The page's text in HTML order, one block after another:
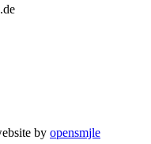
by opensmjle